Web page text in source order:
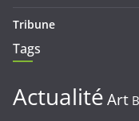
Tribune
Tags
ActualitéArt